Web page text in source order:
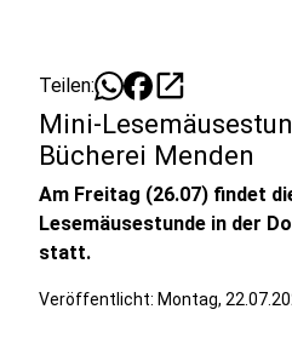
Teilen: open_in_new
Mini-
Bücherei Menden
Am Freitag (26.07) findet
Lesemäusestunde in der
statt.
Veröffentlicht: Montag,